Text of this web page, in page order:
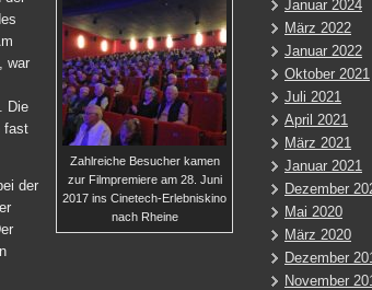
Zahlreiche Besucher kamen
zur Filmpremiere am 28. Juni
2017 ins Cinetech-Erlebniskino
nach Rheine
war
Die
fast
der
Januar 2024
März 2022
Januar 2022
Oktober 2021
Juli 2021
April 2021
März 2021
Januar 2021
Dezember
Mai 2020
März 2020
Dezember
November